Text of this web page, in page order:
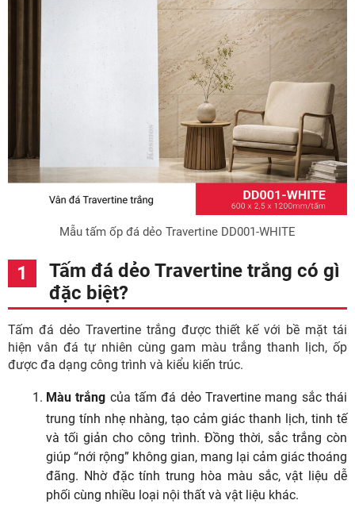
Mẫu tấm ốp đá dẻo Travertine DD001-WHITE
Tấm đá dẻo Travertine trắng có gì
đặc biệt?
Tấm đá dẻo Travertine trắng được thiết kế với bề mặt tái
hiện vân đá tự nhiên cùng gam màu trắng thanh lịch, ốp
được đa dạng công trình và kiểu kiến trúc.
Màu trắng của tấm đá dẻo Travertine mang sắc thái
trung tính nhẹ nhàng, tạo cảm giác thanh lịch, tinh tế
và tối giản cho công trình. Đồng thời, sắc trắng còn
giúp “nới rộng” không gian, mang lại cảm giác thoáng
đãng. Nhờ đặc tính trung hòa màu sắc, vật liệu dễ
phối cùng nhiều loại nội thất và vật liệu khác.